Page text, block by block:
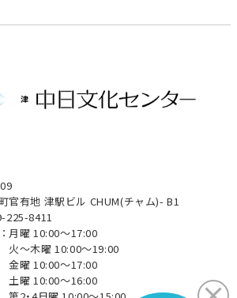
官有地 津駅ビル CHUM(チャム)- B1
225-8411
月曜 10:00～17:00
火～木曜 10:00～19:00
金曜 10:00～17:00
土曜 10:00～16:00